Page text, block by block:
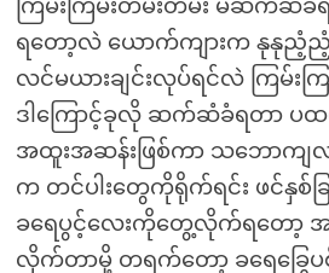
ကြမ်းကြမ်းတမ်းတမ်း မဆက်ဆံခံရ
ရတော့လဲ ယောက်ကျားက နုနု
လင်မယားချင်းလုပ်ရင်လဲ ကြမ်းက
ဒါကြောင့်ခုလို ဆက်ဆံခံရတာ ပ
အထူးအဆန်းဖြစ်ကာ သဘောကျလ
က တင်ပါးတွေကိုရိုက်ရင်း ဖင်နှစ်ခ
ခရေပွင့်လေးကိုတွေ့လိုက်ရတော့ အ
လိုက်တာမို့ တရက်တော့ ခရေခြွေ